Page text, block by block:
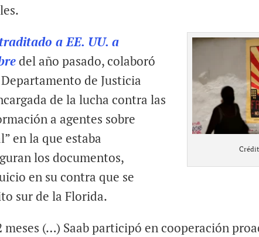
a EE. UU. a
del año pasado, colaboró
de Justicia
de la lucha contra las
a agentes sobre
en la que estaba
los documentos,
en su contra que se
sur de la Florida.
meses (…) Saab participó en cooperación